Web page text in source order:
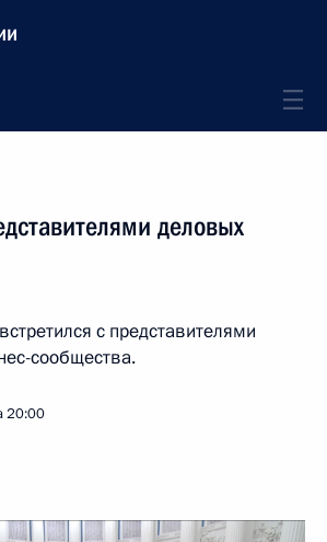
деловых
с представителями
сообщества.
20:00